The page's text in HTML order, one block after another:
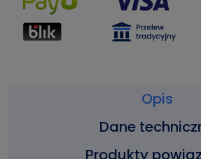
Opis
Dane
Produkty